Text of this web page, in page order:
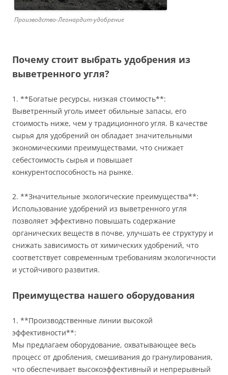
Производство-Леонардит-удобрение
Почему стоит выбрать удобрения из
выветренного угля?
1. **Богатые ресурсы, низкая стоимость**:
Выветренный уголь имеет обильные запасы, его
стоимость ниже, чем у традиционного угля. В качестве
сырья для удобрений он обладает значительными
экономическими преимуществами, что снижает
себестоимость сырья и повышает
конкурентоспособность на рынке.
2. **Значительные экологические преимущества**:
Использование удобрений из выветренного угля
позволяет эффективно повышать содержание
органических веществ в почве, улучшать ее структуру и
снижать зависимость от химических удобрений, что
соответствует современным требованиям экологичности
и устойчивого развития.
Преимущества нашего оборудования
1. **Производственные линии высокой
эффективности**:
Мы предлагаем оборудование, охватывающее весь
процесс от дробления, смешивания до гранулирования,
что обеспечивает высокоэффективный и непрерывный